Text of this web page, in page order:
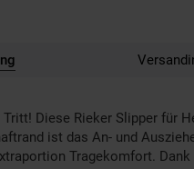
Diese Rieker Slipper für
ist das An- und
Tragekomfort.